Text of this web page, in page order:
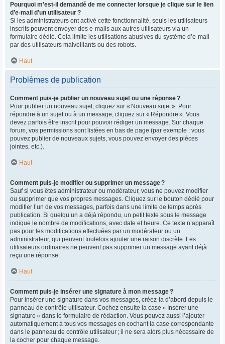
Pourquoi m’est-il demandé de me connecter lorsque je clique sur le lien
d’e-mail d’un utilisateur ?
Si les administrateurs ont activé cette fonctionnalité, seuls les utilisateurs
inscrits peuvent envoyer des e-mails aux autres utilisateurs via un
formulaire dédié. Cela limite les utilisations abusives du système d’e-mail
par des utilisateurs malveillants ou des robots.
Haut
Problèmes de publication
Comment puis-je publier un nouveau sujet ou une réponse ?
Pour publier un nouveau sujet, cliquez sur « Nouveau sujet ». Pour
répondre à un sujet ou à un message, cliquez sur « Répondre ». Vous
devez parfois être inscrit pour pouvoir rédiger un message. Sur chaque
forum, vos permissions sont listées en bas de page (par exemple : vous
pouvez publier de nouveaux sujets, vous pouvez envoyer des pièces
jointes, etc.).
Haut
Comment puis-je modifier ou supprimer un message ?
Sauf si vous êtes administrateur ou modérateur, vous ne pouvez modifier
ou supprimer que vos propres messages. Cliquez sur le bouton dédié pour
modifier l’un de vos messages, parfois dans une limite de temps après
publication. Si quelqu’un a déjà répondu, un petit texte sous le message
indique le nombre de modifications, avec date et heure. Ce texte n’apparaît
pas pour les modifications effectuées par un modérateur ou un
administrateur, qui peuvent toutefois ajouter une raison discrète. Les
utilisateurs ordinaires ne peuvent pas supprimer un message ayant déjà
reçu une réponse.
Haut
Comment puis-je insérer une signature à mon message ?
Pour insérer une signature dans vos messages, créez-la d’abord depuis le
panneau de contrôle utilisateur. Cochez ensuite la case « Insérer une
signature » dans le formulaire de rédaction. Vous pouvez aussi l’ajouter
automatiquement à tous vos messages en cochant la case correspondante
dans le panneau de contrôle utilisateur ; il ne sera alors plus nécessaire de
la cocher pour chaque message.